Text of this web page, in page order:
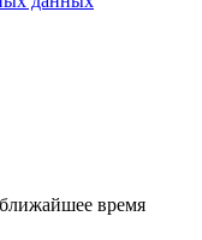
время